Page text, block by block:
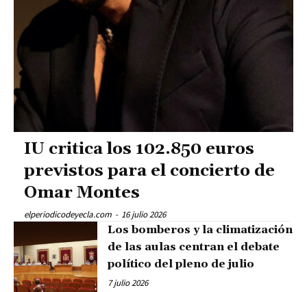
IU critica los 102.850 euros
previstos para el concierto de
Omar Montes
elperiodicodeyecla.com - 16 julio 2026
Los bomberos y la climatización
de las aulas centran el debate
político del pleno de julio
7 julio 2026